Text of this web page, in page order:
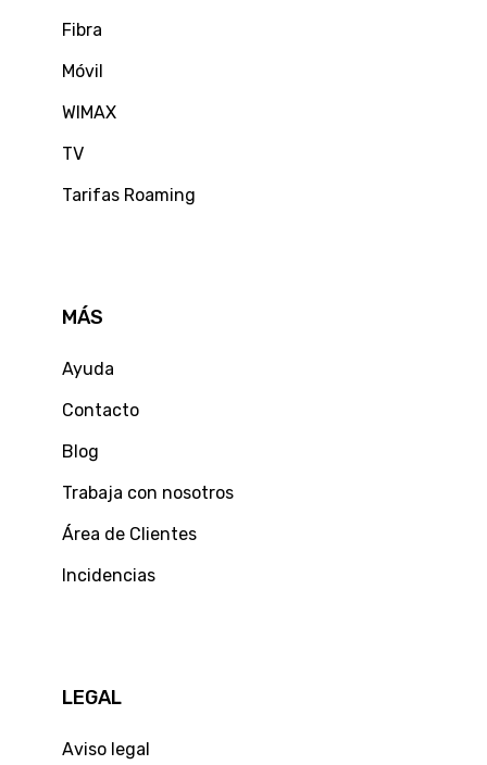
Fibra
Móvil
WIMAX
TV
Tarifas Roaming
MÁS
Ayuda
Contacto
Blog
Trabaja con nosotros
Área de Clientes
Incidencias
LEGAL
Aviso legal